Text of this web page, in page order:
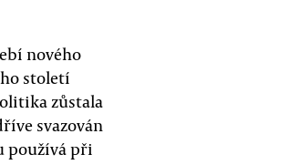
nového
století
zůstala
svazován
používá při